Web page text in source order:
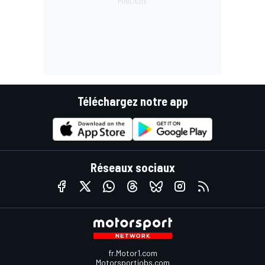
Téléchargez notre app
Réseaux sociaux
fr.Motor1.com
Motorsportjobs.com